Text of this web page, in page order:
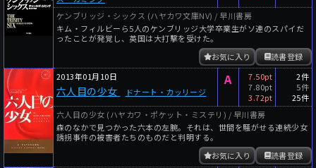
ケンブリッジ・シックス (ハヤカワ文庫NV) / 早川書房
キム・フィルビーら5人のケンブリッジ大学卒業生がソ連のスパイだ
ったことが発覚し、英国は大打撃を受けた。
読書登録
お気に入り
2013年01月10日
六人目の少女 ドナート・カッリージ
A
7.50pt
7.80pt
3.72pt
2件
5件
25件
六人目の少女 (ハヤカワ・ポケット・ミステリ) / 早川書房
森のなかで見つかった六本の左腕。それは、世間を騒がせる連続少女
誘拐事件の被害者たちのものだと判明する。
読書登録
お気に入り